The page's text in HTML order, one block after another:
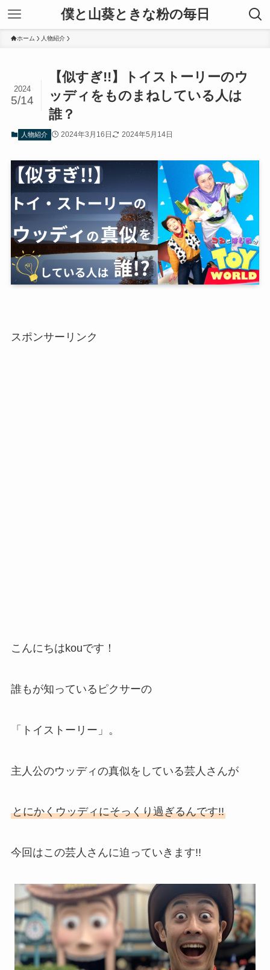
僕と山葵ときな粉の毎日
ホーム 人物紹介
【似すぎ!!】トイストーリーのウ
ッディをものまねしている人は
誰？
2024
5/14
人物紹介 2024年3月16日 2024年5月14日
スポンサーリンク
こんにちはkouです！
誰もが知っているピクサーの
「トイストーリー」。
主人公のウッディの真似をしている芸人さんが
とにかくウッディにそっくり過ぎるんです!!
今回はこの芸人さんに迫っていきます!!